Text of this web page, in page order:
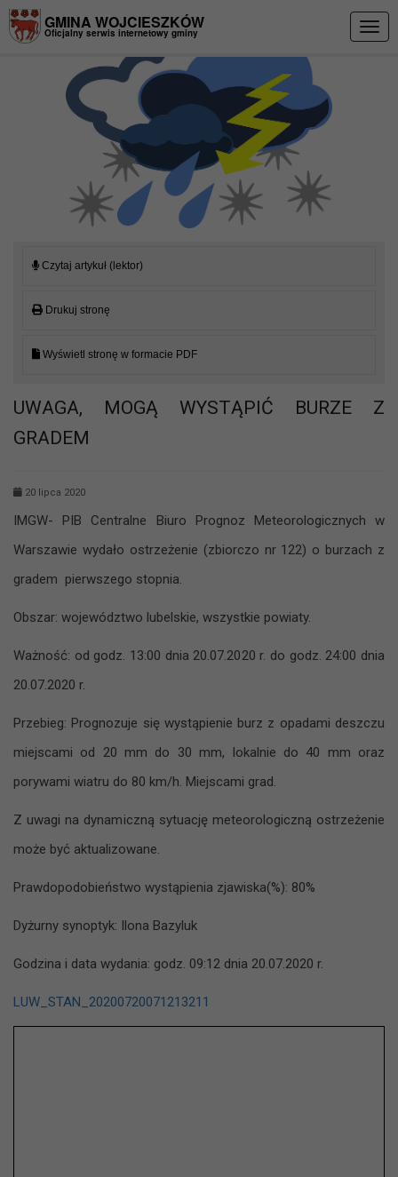
GMINA WOJCIESZKÓW
Oficjalny serwis internetowy gminy
Czytaj artykuł (lektor)
Drukuj stronę
Wyświetl stronę w formacie PDF
UWAGA, MOGĄ WYSTĄPIĆ BURZE Z
GRADEM
20 lipca 2020
IMGW- PIB Centralne Biuro Prognoz Meteorologicznych w
Warszawie wydało ostrzeżenie (zbiorczo nr 122) o burzach z
gradem pierwszego stopnia.
Obszar: województwo lubelskie, wszystkie powiaty.
Ważność: od godz. 13:00 dnia 20.07.2020 r. do godz. 24:00 dnia
20.07.2020 r.
Przebieg: Prognozuje się wystąpienie burz z opadami deszczu
miejscami od 20 mm do 30 mm, lokalnie do 40 mm oraz
porywami wiatru do 80 km/h. Miejscami grad.
Z uwagi na dynamiczną sytuację meteorologiczną ostrzeżenie
może być aktualizowane.
Prawdopodobieństwo wystąpienia zjawiska(%): 80%
Dyżurny synoptyk: Ilona Bazyluk
Godzina i data wydania: godz. 09:12 dnia 20.07.2020 r.
LUW_STAN_20200720071213211